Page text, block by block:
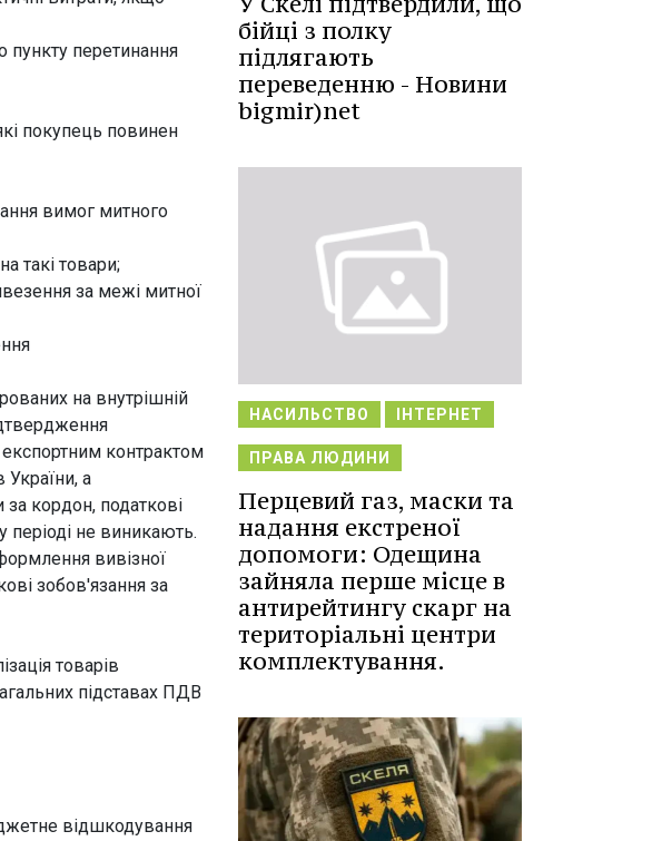
пункту перетинання
покупець повинен
вимог митного
такі товари;
за межі митної
на внутрішній
експортним контрактом
України, а
кордон, податкові
періоді не виникають.
вивізної
зобов'язання за
товарів
підставах ПДВ
відшкодування
бійці з полку
підлягають
переведенню - Новини
bigmir)net
НАСИЛЬСТВО ІНТЕРНЕТ
ПРАВА ЛЮДИНИ
Перцевий газ, маски та
надання екстреної
допомоги: Одещина
зайняла перше місце в
антирейтингу скарг на
територіальні центри
комплектування.